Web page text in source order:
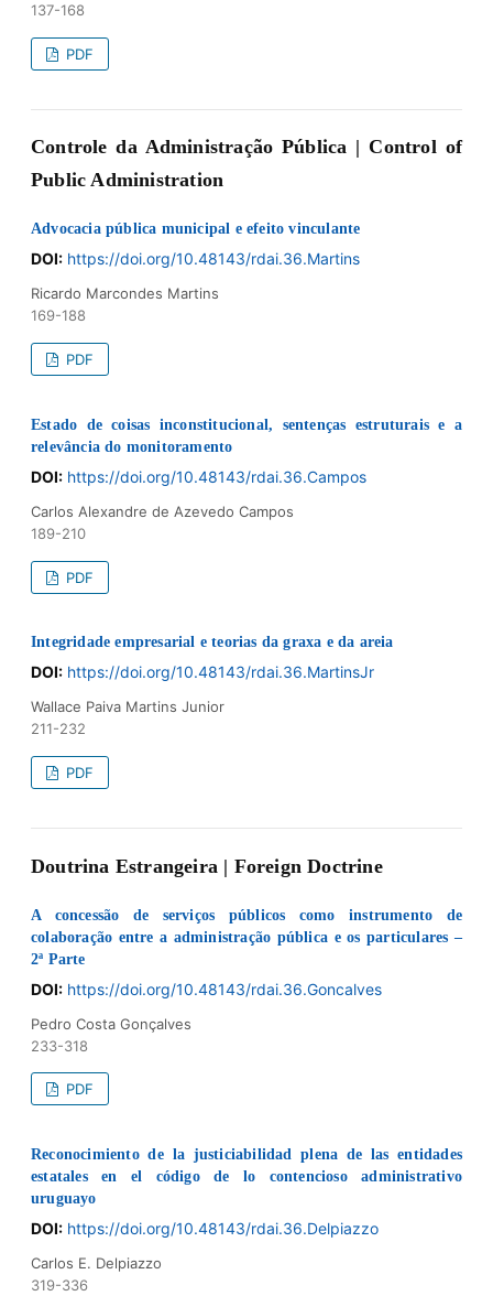
137-168
PDF
Controle da Administração Pública | Control of
Public Administration
Advocacia pública municipal e efeito vinculante
DOI: https://doi.org/10.48143/rdai.36.Martins
Ricardo Marcondes Martins
169-188
PDF
Estado de coisas inconstitucional, sentenças estruturais e a
relevância do monitoramento
DOI: https://doi.org/10.48143/rdai.36.Campos
Carlos Alexandre de Azevedo Campos
189-210
PDF
Integridade empresarial e teorias da graxa e da areia
DOI: https://doi.org/10.48143/rdai.36.MartinsJr
Wallace Paiva Martins Junior
211-232
PDF
Doutrina Estrangeira | Foreign Doctrine
A concessão de serviços públicos como instrumento de
colaboração entre a administração pública e os particulares –
2ª Parte
DOI: https://doi.org/10.48143/rdai.36.Goncalves
Pedro Costa Gonçalves
233-318
PDF
Reconocimiento de la justiciabilidad plena de las entidades
estatales en el código de lo contencioso administrativo
uruguayo
DOI: https://doi.org/10.48143/rdai.36.Delpiazzo
Carlos E. Delpiazzo
319-336